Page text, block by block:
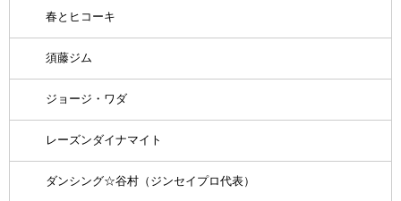
春とヒコーキ
須藤ジム
ジョージ・ワダ
レーズンダイナマイト
ダンシング☆谷村（ジンセイプロ代表）